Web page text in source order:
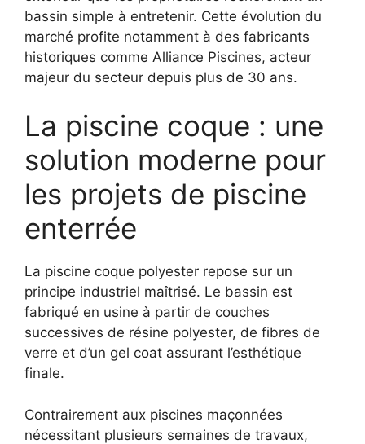
bassin simple à entretenir. Cette évolution du
marché profite notamment à des fabricants
historiques comme Alliance Piscines, acteur
majeur du secteur depuis plus de 30 ans.
La piscine coque : une
solution moderne pour
les projets de piscine
enterrée
La piscine coque polyester repose sur un
principe industriel maîtrisé. Le bassin est
fabriqué en usine à partir de couches
successives de résine polyester, de fibres de
verre et d’un gel coat assurant l’esthétique
finale.
Contrairement aux piscines maçonnées
nécessitant plusieurs semaines de travaux,